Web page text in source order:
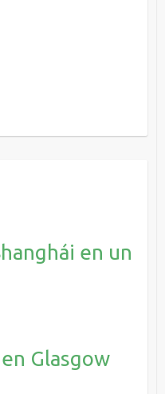
en un
Glasgow